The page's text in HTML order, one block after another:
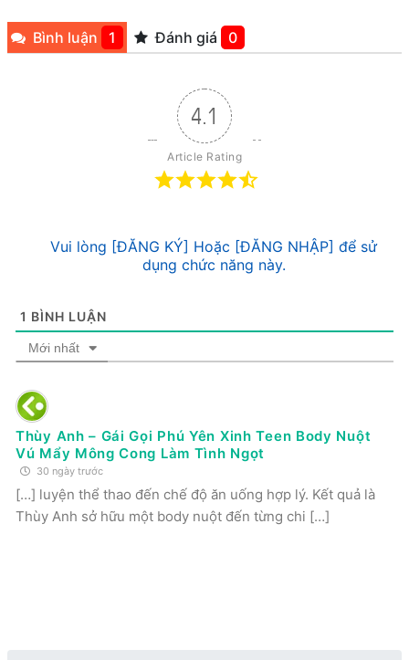
Bình luận 1 Đánh giá 0
4.1
Article Rating
Vui lòng [ĐĂNG KÝ] Hoặc [ĐĂNG NHẬP] để sử
dụng chức năng này.
1 BÌNH LUẬN
Mới nhất
Thùy Anh – Gái Gọi Phú Yên Xinh Teen Body Nuột
Vú Mẩy Mông Cong Làm Tình Ngọt
30 ngày trước
[…] luyện thể thao đến chế độ ăn uống hợp lý. Kết quả là
Thùy Anh sở hữu một body nuột đến từng chi […]